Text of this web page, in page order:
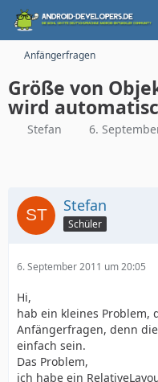
Anfängerfragen
Größe von
wird
Stefan 6.
Stefan
Schüler
6. September 2011 um 20:05
Hi,
hab ein kleines Problem,
Anfängerfragen, denn
einfach sein.
Das Problem,
ich habe ein